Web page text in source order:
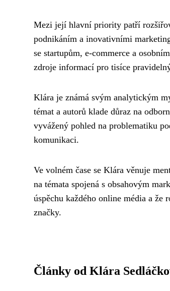
Mezi její hlavní priority patří
podnikáním a inovativními
se startupům, e-commerce a
zdroje informací pro tisíce
Klára je známá svým analytickým
témat a autorů klade důraz na
vyvážený pohled na problematiku
komunikaci.
Ve volném čase se Klára věnuje
na témata spojená s obsahovým
úspěchu každého online média a
značky.
Články od Klára